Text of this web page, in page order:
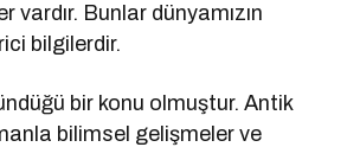
vardır. Bunlar dünyamızın
bilgilerdir.
bir konu olmuştur. Antik
bilimsel gelişmeler ve